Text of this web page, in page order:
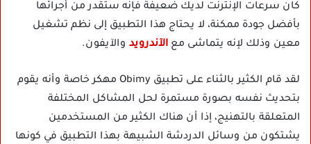
كان سرعات الإنترنت لديك ضعيفة فإنه ستقدر من أجرائها
بأفضل جودة ممكنة، لا يحتاج هذا التطبيق إلى نظم تشغيل
معين وذلك لإنه يتماشى مع الآندرويد والآيفون.
لقد قام الكثير بالثناء على تطبيق Obimy مهكر خاصة وأنه يقوم
بتحديث نفسه بصورة مستمرة لحل المشاكل المختلفة
المتعلقة بالتهنيج، إذا أن هناك الكثير من المستخدمين
يشتكون من وسائل الدردشة الشبيهة بهذا التطبيق في كونها